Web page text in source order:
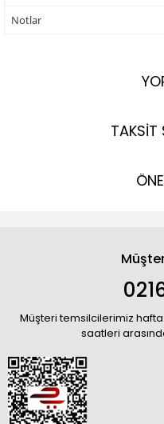
Notlar
TAKSİT
Müşteri temsilcilerimiz hafta
saatleri